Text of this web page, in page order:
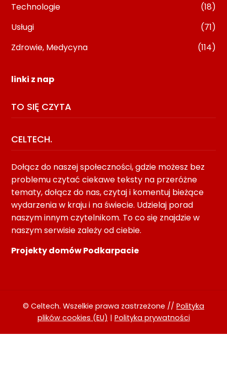
Technologie
(18)
Usługi
(71)
Zdrowie, Medycyna
(114)
linki z nap
TO SIĘ CZYTA
CELTECH.
Dołącz do naszej społeczności, gdzie możesz bez
problemu czytać ciekawe teksty na przeróżne
tematy, dołącz do nas, czytaj i komentuj bieżące
wydarzenia w kraju i na świecie. Udzielaj porad
naszym innym czytelnikom. To co się znajdzie w
naszym serwisie zależy od ciebie.
Projekty domów Podkarpacie
© Celtech. Wszelkie prawa zastrzeżone // Polityka
plików cookies (EU) | Polityka prywatności